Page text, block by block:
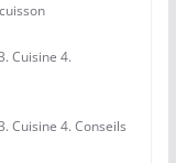
Cuisine 4.
Cuisine 4. Conseils